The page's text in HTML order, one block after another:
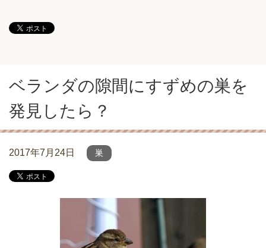
ベランダの隙間にすずめの巣を
発見したら？
2017年7月24日 巣